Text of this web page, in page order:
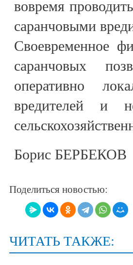
вовремя
саранчовыми
Своевременное
саранчовых
оперативно
вредителей и
Борис БЕРБЕКОВ
Поделиться новостью:
ЧИТАТЬ ТАКЖЕ: